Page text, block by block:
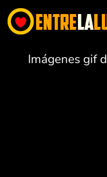
Imágenes gif